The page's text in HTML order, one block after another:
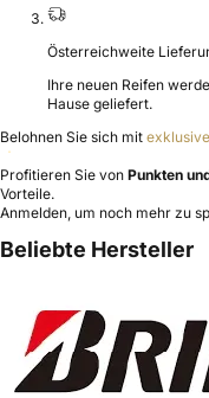
Österreichweite
Ihre neuen Reifen
Hause geliefert.
Belohnen Sie sich mit
Profitieren Sie von Punkten
Vorteile.
Anmelden, um noch mehr zu
Beliebte Hersteller